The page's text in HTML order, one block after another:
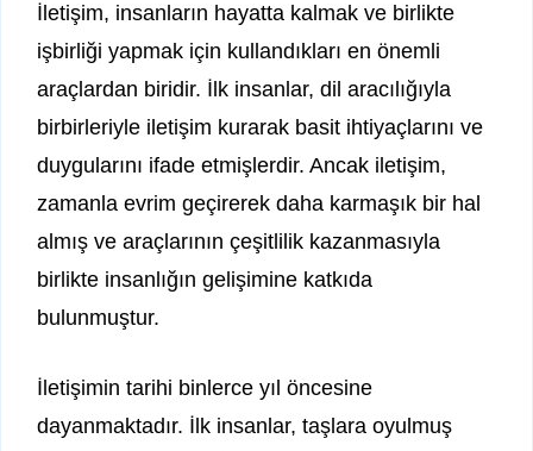
İletişim, insanların hayatta kalmak ve birlikte
işbirliği yapmak için kullandıkları en önemli
araçlardan biridir. İlk insanlar, dil aracılığıyla
birbirleriyle iletişim kurarak basit ihtiyaçlarını ve
duygularını ifade etmişlerdir. Ancak iletişim,
zamanla evrim geçirerek daha karmaşık bir hal
almış ve araçlarının çeşitlilik kazanmasıyla
birlikte insanlığın gelişimine katkıda
bulunmuştur.
İletişimin tarihi binlerce yıl öncesine
dayanmaktadır. İlk insanlar, taşlara oyulmuş